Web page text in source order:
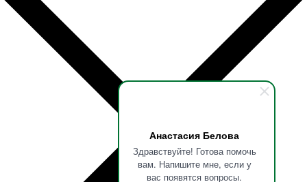
Анастасия Белова
Здравствуйте! Готова помочь
вам. Напишите мне, если у
вас появятся вопросы.